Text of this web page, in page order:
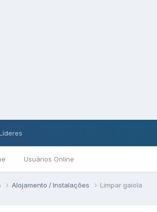
Usuários Online
Alojamento / Instalações Limpar gaiola